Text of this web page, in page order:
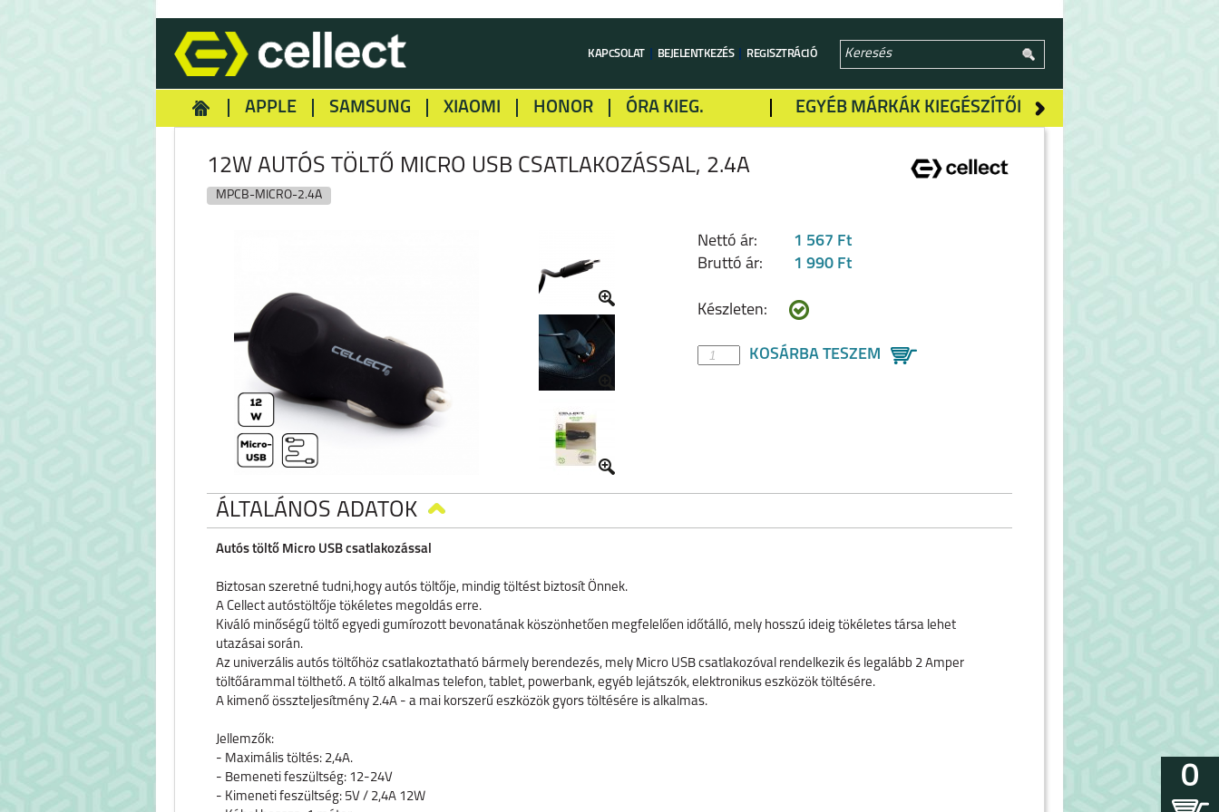
KAPCSOLAT BEJELENTKEZÉS REGISZTRÁCIÓ
EGYÉB MÁRKÁK KIEGÉSZÍTŐI
APPLE SAMSUNG XIAOMI HONOR ÓRA KIEG.
12W AUTÓS TÖLTŐ MICRO USB CSATLAKOZÁSSAL, 2.4A
MPCB-MICRO-2.4A
Nettó ár:
1 567 Ft
Bruttó ár:
1 990 Ft
Készleten:
KOSÁRBA TESZEM
ÁLTALÁNOS ADATOK
Autós töltő Micro USB csatlakozással
Biztosan szeretné tudni,hogy autós töltője, mindig töltést biztosít Önnek.
A Cellect autóstöltője tökéletes megoldás erre.
Kiváló minőségű töltő egyedi gumírozott bevonatának köszönhetően megfelelően időtálló, mely hosszú ideig tökéletes társa lehet
utazásai során.
Az univerzális autós töltőhöz csatlakoztatható bármely berendezés, mely Micro USB csatlakozóval rendelkezik és legalább 2 Amper
töltőárammal tölthető. A töltő alkalmas telefon, tablet, powerbank, egyéb lejátszók, elektronikus eszközök töltésére.
A kimenő összteljesítmény 2.4A - a mai korszerű eszközök gyors töltésére is alkalmas.
Jellemzők:
- Maximális töltés: 2,4A.
- Bemeneti feszültség: 12-24V
- Kimeneti feszültség: 5V / 2,4A 12W
0